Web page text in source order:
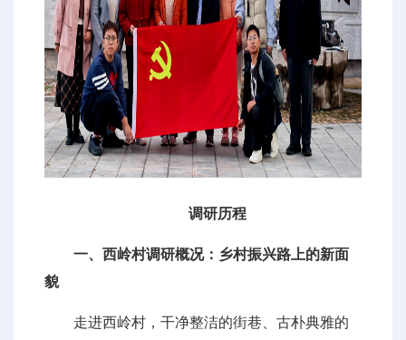
调研历程
一、西岭村调研概况：乡村振兴路上的新面
貌
走进西岭村，干净整洁的街巷、古朴典雅的